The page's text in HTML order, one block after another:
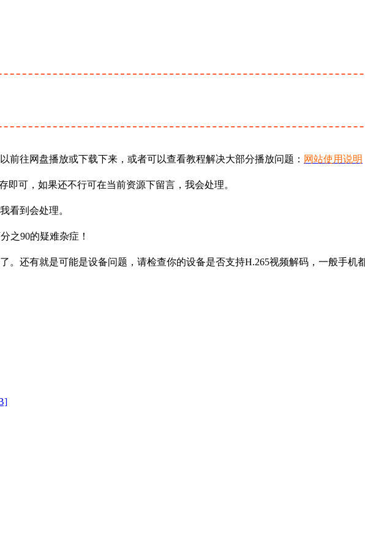
往网盘播放或下载下来，或者可以查看教程解决大部分播放问题： 网站使用说明
可，如果还不行可在当前资源下留言，我会处理。
看到会处理。
之90的疑难杂症！
还有就是可能是设备问题，请检查你的设备是否支持H.265视频解码，一般手机